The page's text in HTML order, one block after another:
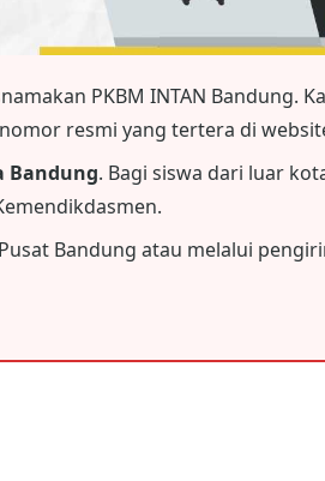
PKBM INTAN Bandung.
resmi yang tertera di
Bandung. Bagi siswa dari luar
Bandung atau melalui